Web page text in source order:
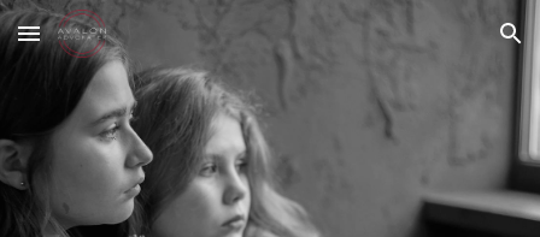
Skip to main content Skip to navigation